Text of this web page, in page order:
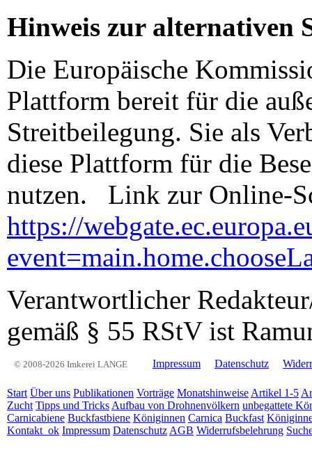
Hinweis zur alternativen
Die Europäische
Plattform bereit für die
Streitbeilegung. Sie als
diese Plattform für die
nutzen. Link zur Online-
https://
Verantwortlicher
gemäß § 55 RStV ist
© 2008-2026 Imkerei LANGE Impressum Datenschutz
Start Über uns Publikationen Vorträge Monatshinweise Artikel 1-5
Zucht Tipps und Tricks Aufbau von Drohnenvölkern unbegattete
Carnicabiene Buckfastbiene Königinnen Carnica Buckfast
Kontakt_ok Impressum Datenschutz AGB Widerrufsbelehrung